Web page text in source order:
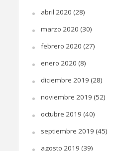
abril 2020 (28)
marzo 2020 (30)
febrero 2020 (27)
enero 2020 (8)
diciembre 2019 (28)
noviembre 2019 (52)
octubre 2019 (40)
septiembre 2019 (45)
agosto 2019 (39)